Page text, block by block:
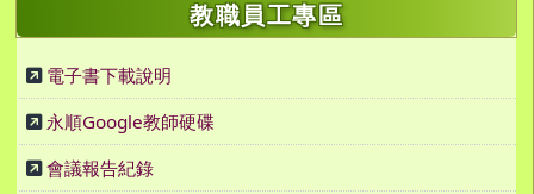
教職員工專區
電子書下載說明
永順Google教師硬碟
會議報告紀錄